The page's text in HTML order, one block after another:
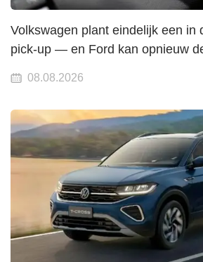
Volkswagen plant eindelijk een in
pick-up — en Ford kan opnieuw
08.08.2026